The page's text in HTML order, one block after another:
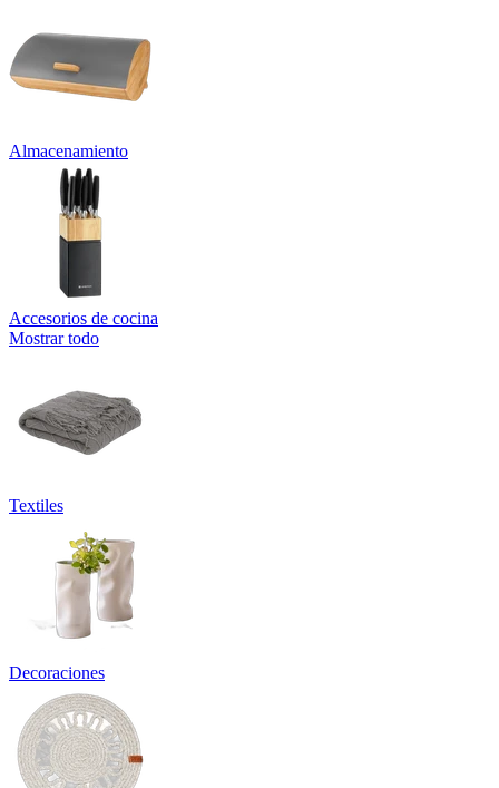
Almacenamiento
Accesorios de cocina
Mostrar todo
Textiles
Decoraciones